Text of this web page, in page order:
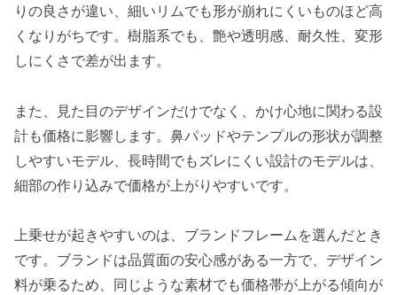
りの良さが違い、細いリムでも形が崩れにくいものほど高
くなりがちです。樹脂系でも、艶や透明感、耐久性、変形
しにくさで差が出ます。
また、見た目のデザインだけでなく、かけ心地に関わる設
計も価格に影響します。鼻パッドやテンプルの形状が調整
しやすいモデル、長時間でもズレにくい設計のモデルは、
細部の作り込みで価格が上がりやすいです。
上乗せが起きやすいのは、ブランドフレームを選んだとき
です。ブランドは品質面の安心感がある一方で、デザイン
料が乗るため、同じような素材でも価格帯が上がる傾向が